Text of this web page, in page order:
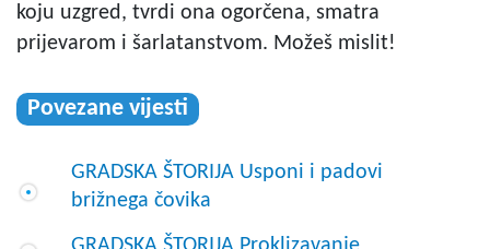
koju uzgred, tvrdi ona ogorčena, smatra
prijevarom i šarlatanstvom. Možeš mislit!
Povezane vijesti
GRADSKA ŠTORIJA Usponi i padovi
brižnega čovika